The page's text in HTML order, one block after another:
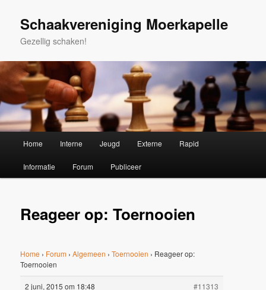
primaire
Schaakvereniging Moerkapelle
Gezellig schaken!
Home Interne Jeugd Externe Rapid
Informatie Forum Publiceer
Reageer op: Toernooien
Home › Forum › Algemeen › Toernooien › Reageer op:
Toernooien
2 juni, 2015 om 18:48 #11313